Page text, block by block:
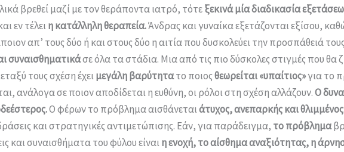
βρεθεί μαζί με τον θεράποντα ιατρό, τότεξεκινά μία διαδικασία
εν τέλειη κατάλληλη θεραπεία.Άνδρας και γυναίκα εξετάζονται εξίσου,
απ’ τους δύο ή και στους δύο η αιτία που δυσκολεύει την προσπάθειά
συναισθηματικάσε όλα τα στάδια. Μια από τις πιο δύσκολες στιγμές που θα
τους σχέση έχειμεγάλη βαρύτητατο ποιοςθεωρείται «υπαίτιος»για το
ανάλογα σε ποιον αποδίδεται η ευθύνη, οι ρόλοι στη σχέση αλλάζουν.Ο
Ο φέρων το πρόβλημα αισθάνεταιάτυχος, ανεπαρκής και
και στρατηγικές αντιμετώπισης. Εάν, για παράδειγμα, το πρόβλημα
και συναισθήματα του φύλου είναιη ενοχή, το αίσθημα αναξιότητας, η